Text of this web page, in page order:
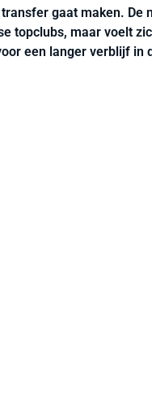
gaat maken. De
topclubs, maar voelt
een langer verblijf in